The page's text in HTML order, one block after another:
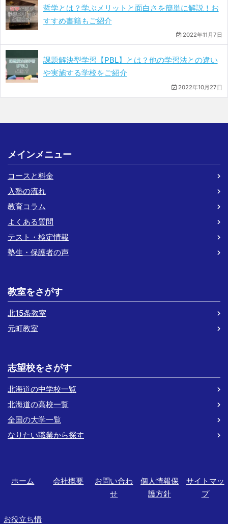
哲学とは？学ぶメリットと面白さを簡単に解説！お
すすめ書籍もご紹介
2022年11月7日
課題解決型学習【PBL】とは？他の学習法との違い
や実施する学校をご紹介
2022年10月27日
メインメニュー
コースと料金
入塾の流れ
教育コラム
よくある質問
テスト・検定情報
塾生・保護者の声
教室をさがす
北15条教室
元町教室
志望校をさがす
北海道の中学校一覧
北海道の高校一覧
全国の大学一覧
なりたい職業から探す
ホーム 会社概要
お問い合わ
せ
個人情報保
護方針
サイトマッ
プ
お役立ち情